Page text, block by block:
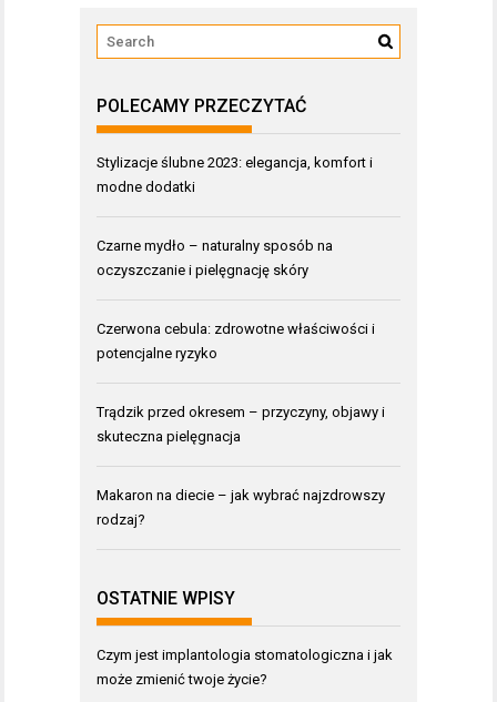
POLECAMY PRZECZYTAĆ
Stylizacje ślubne 2023: elegancja, komfort i
modne dodatki
Czarne mydło – naturalny sposób na
oczyszczanie i pielęgnację skóry
Czerwona cebula: zdrowotne właściwości i
potencjalne ryzyko
Trądzik przed okresem – przyczyny, objawy i
skuteczna pielęgnacja
Makaron na diecie – jak wybrać najzdrowszy
rodzaj?
OSTATNIE WPISY
Czym jest implantologia stomatologiczna i jak
może zmienić twoje życie?